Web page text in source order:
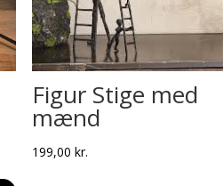
Figur Stige med
mænd
199,00 kr.